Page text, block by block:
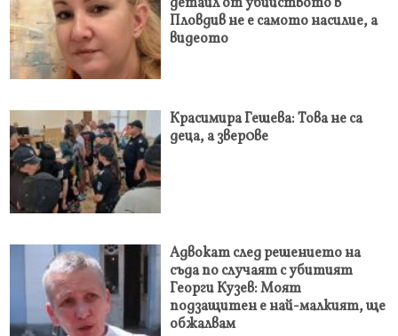
Пловдив не е самото насилие, а
видеото
Красимира Гешева: Това не са
деца, а звер0ве
Адвокат след решението на
съда по случаят с убитият
Георги Кузев: Моят
подзащитен е най-малкият, ще
обжалвам